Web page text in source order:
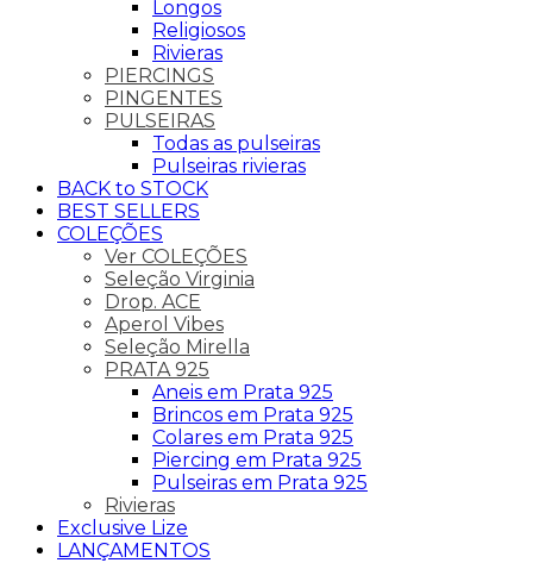
Longos
Religiosos
Rivieras
PIERCINGS
PINGENTES
PULSEIRAS
Todas as pulseiras
Pulseiras rivieras
BACK to STOCK
BEST SELLERS
COLEÇÕES
Ver COLEÇÕES
Seleção Virginia
Drop. ACE
Aperol Vibes
Seleção Mirella
PRATA 925
Aneis em Prata 925
Brincos em Prata 925
Colares em Prata 925
Piercing em Prata 925
Pulseiras em Prata 925
Rivieras
Exclusive Lize
LANÇAMENTOS